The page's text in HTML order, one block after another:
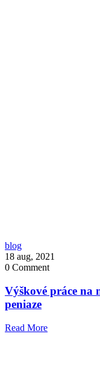
blog
18 aug, 2021
0 Comment
Výškové práce na
peniaze
Read More